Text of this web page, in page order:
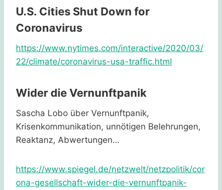
U.S. Cities Shut Down for
Coronavirus
https://www.nytimes.com/interactive/2020/03/
22/climate/coronavirus-usa-traffic.html
Wider die Vernunftpanik
Sascha Lobo über Vernunftpanik,
Krisenkommunikation, unnötigen Belehrungen,
Reaktanz, Abwertungen…
https://www.spiegel.de/netzwelt/netzpolitik/cor
ona-gesellschaft-wider-die-vernunftpanik-